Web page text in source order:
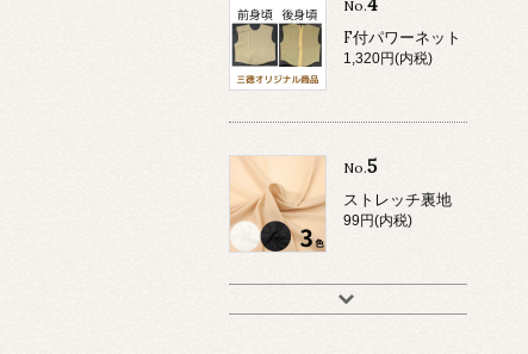
No.
F付パワーネット
1,320円(内税)
No.5
ストレッチ裏地
99円(内税)